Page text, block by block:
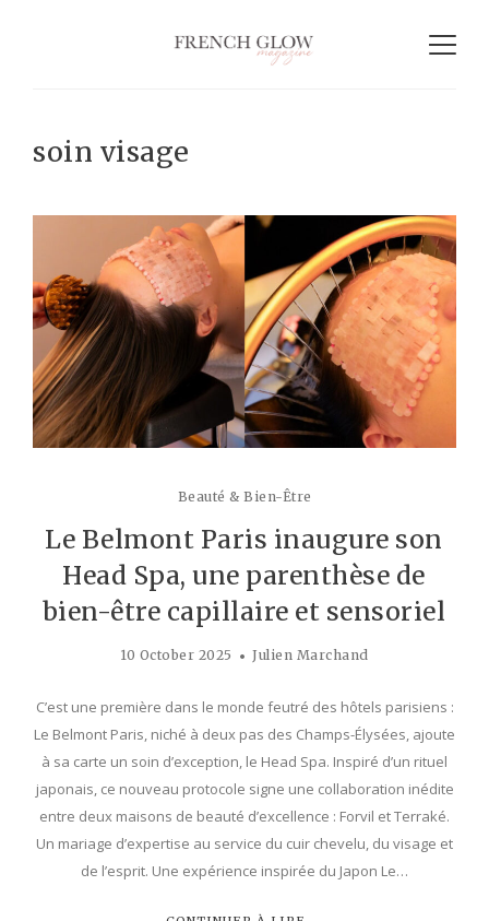
soin visage
Beauté & Bien-Être
Le Belmont Paris inaugure son
Head Spa, une parenthèse de
bien-être capillaire et sensoriel
10 October 2025 Julien Marchand
C’est une première dans le monde feutré des hôtels parisiens :
Le Belmont Paris, niché à deux pas des Champs-Élysées, ajoute
à sa carte un soin d’exception, le Head Spa. Inspiré d’un rituel
japonais, ce nouveau protocole signe une collaboration inédite
entre deux maisons de beauté d’excellence : Forvil et Terraké.
Un mariage d’expertise au service du cuir chevelu, du visage et
de l’esprit. Une expérience inspirée du Japon Le…